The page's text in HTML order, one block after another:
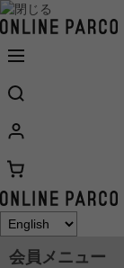
会員メニュー